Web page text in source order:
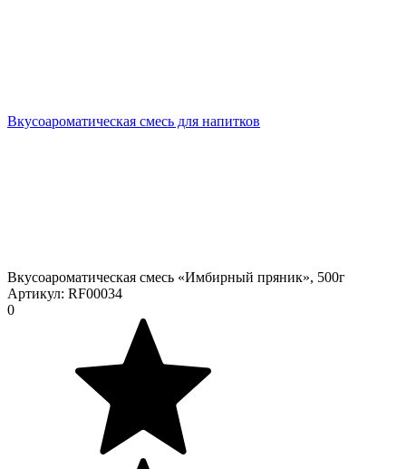
Вкусоароматическая смесь для напитков
Вкусоароматическая смесь «Имбирный пряник», 500г
Артикул: RF00034
0